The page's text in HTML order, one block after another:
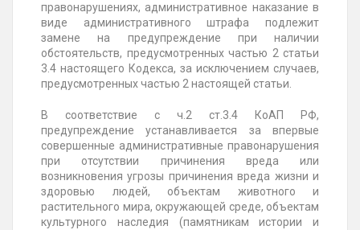
правонарушениях, административное наказание в
виде административного штрафа подлежит
замене на предупреждение при наличии
обстоятельств, предусмотренных частью 2 статьи
3.4 настоящего Кодекса, за исключением случаев,
предусмотренных частью 2 настоящей статьи.
В соответствие с ч.2 ст.3.4 КоАП РФ,
предупреждение устанавливается за впервые
совершенные административные правонарушения
при отсутствии причинения вреда или
возникновения угрозы причинения вреда жизни и
здоровью людей, объектам животного и
растительного мира, окружающей среде, объектам
культурного наследия (памятникам истории и